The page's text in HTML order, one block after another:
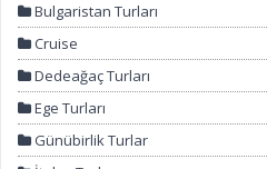
Bulgaristan Turları
Cruise
Dedeağaç Turları
Ege Turları
Günübirlik Turlar